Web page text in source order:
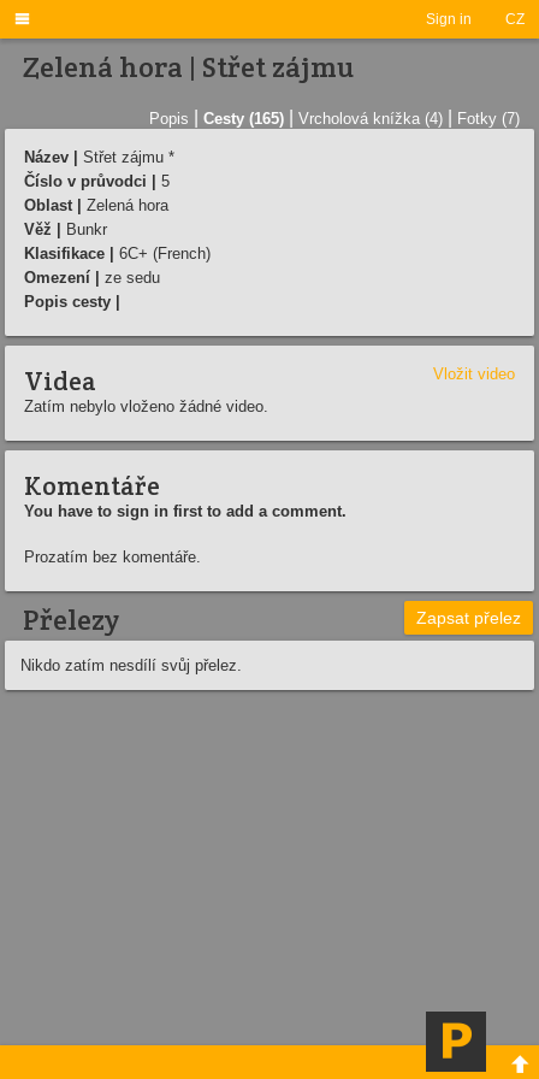
Sign in CZ

Zelená hora | Střet zájmu
Popis Cesty (165) Vrcholová knížka (4) Fotky (7)
Název |
Střet zájmu *
Číslo v průvodci |
5
Oblast |
Zelená hora
Věž |
Bunkr
Klasifikace |
6C+ (French)
Omezení |
ze sedu
Popis cesty |
Videa
Vložit video
Zatím nebylo vloženo žádné video.
Komentáře
You have to sign in first to add a comment.
Prozatím bez komentáře.
Přelezy Zapsat přelez
Nikdo zatím nesdílí svůj přelez.
